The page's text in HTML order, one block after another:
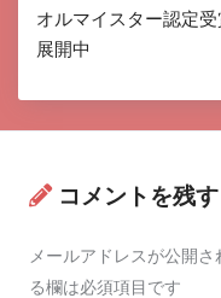
オルマイスター認定
展開中
コメントを残す
メールアドレスが公開さ
る欄は必須項目です